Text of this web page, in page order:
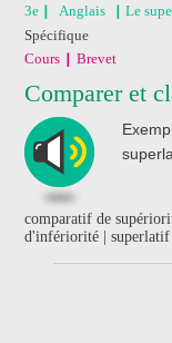
3e Anglais
Le
Spécifique
Cours
Brevet
Comparer et
comparatif de
d'infériorité | superlatif